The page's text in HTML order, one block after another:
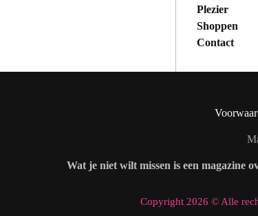
Plezier
Shoppen
Contact
Wat je niet wilt missen is een magazine
Copyright 2026 © Alle